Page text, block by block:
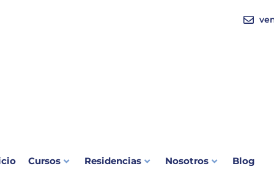
Cursos Residencias Nosotros Blog